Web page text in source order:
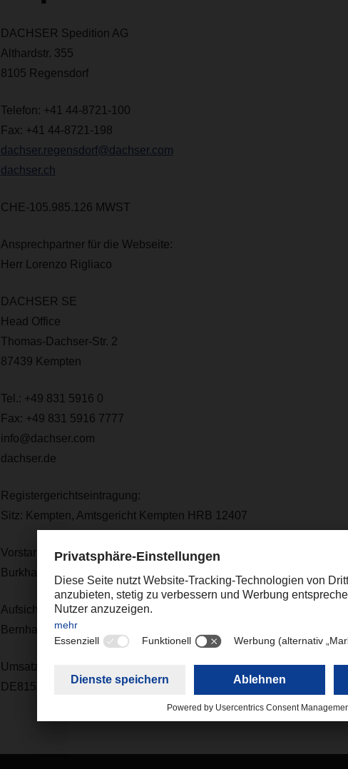
DACHSER Spedition AG
Althardstr. 355
8105 Regensdorf
Telefon: +41 44-8721-100
Fax: +41 44-8721-198
dachser.regensdorf@dachser.com
dachser.ch
CHE-105.985.126 MWST
Ansprechpartner für die Webseite:
Herr Lorenzo Rigliaco
DACHSER SE
Head Office
Thomas-Dachser-Str. 2
87439 Kempten
Tel.: +49 831 5916 0
Fax: +49 831 5916 7777
info@dachser.com
dachser.de
Registergerichtseintragung:
Sitz: Kempten, Amtsgericht Kempten HRB 12407
Vorstand:
Burkhard Eling (Vorsitzender), Dr. Tobias Burger, Thomas Hiemer,
Aufsichtsratsvorsitzender:
Bernhard Simon
Umsatzsteueridentifikationsnummer:
DE815512007